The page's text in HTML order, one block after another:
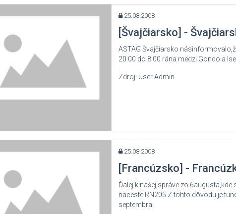
25.08.2008
[Švajčiarsko] -
ASTAG Švajčiarsko
20.00 do 8.00 rána medzi Gondo a
Zdroj: User Admin
25.08.2008
[Francúzsko] -
Ďalej k našej správe zo
naceste RN205.Z tohto dôvodu je
septembra.